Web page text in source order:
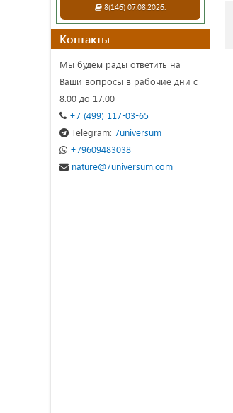
8(146) 07.08.2026.
Контакты
Мы будем рады ответить на
Ваши вопросы в рабочие дни с
8.00 до 17.00
+7 (499) 117-03-65
Telegram: 7universum
+79609483038
nature@7universum.com